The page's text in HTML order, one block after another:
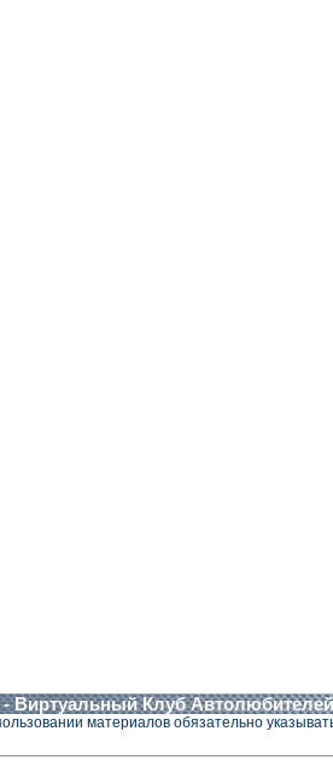
- Виртуальный Клуб Автолюбителей
материалов обязательно